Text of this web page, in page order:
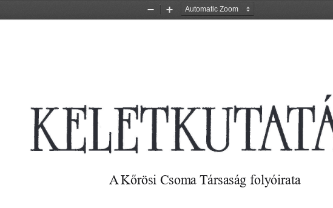
Zoom
Zoom
A Kőrösi Csoma Társaság folyóirata